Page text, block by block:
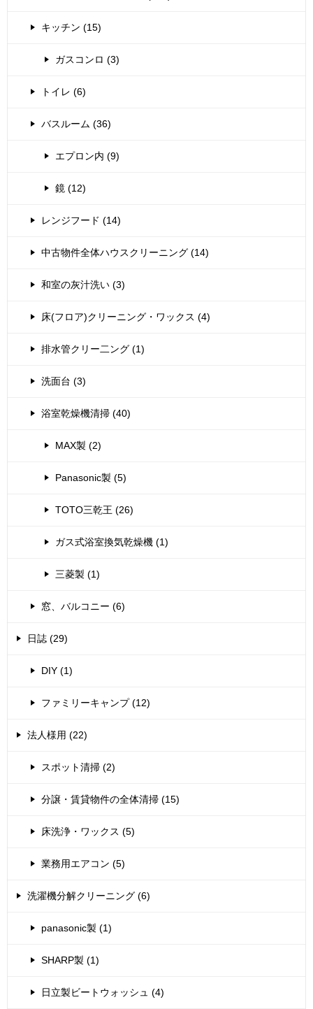
キッチン (15)
ガスコンロ (3)
トイレ (6)
バスルーム (36)
エプロン内 (9)
鏡 (12)
レンジフード (14)
中古物件全体ハウスクリーニング (14)
和室の灰汁洗い (3)
床(フロア)クリーニング・ワックス (4)
排水管クリー二ング (1)
洗面台 (3)
浴室乾燥機清掃 (40)
MAX製 (2)
Panasonic製 (5)
TOTO三乾王 (26)
ガス式浴室換気乾燥機 (1)
三菱製 (1)
窓、バルコニー (6)
日誌 (29)
DIY (1)
ファミリーキャンプ (12)
法人様用 (22)
スポット清掃 (2)
分譲・賃貸物件の全体清掃 (15)
床洗浄・ワックス (5)
業務用エアコン (5)
洗濯機分解クリーニング (6)
panasonic製 (1)
SHARP製 (1)
日立製ビートウォッシュ (4)